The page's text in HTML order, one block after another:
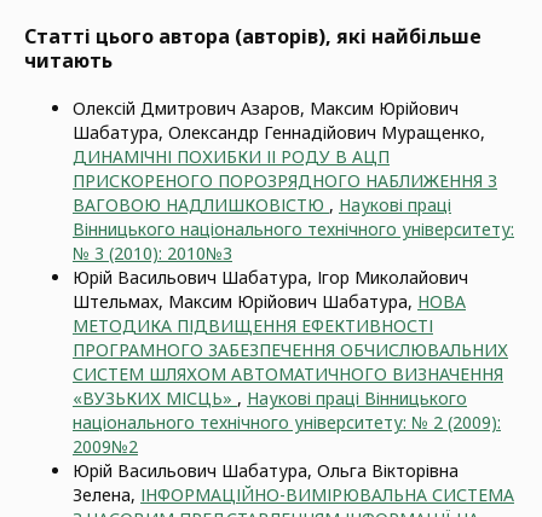
Статті цього автора (авторів), які найбільше
читають
Олексій Дмитрович Азаров, Максим Юрійович
Шабатура, Олександр Геннадійович Муращенко,
ДИНАМІЧНІ ПОХИБКИ ІІ РОДУ В АЦП
ПРИСКОРЕНОГО ПОРОЗРЯДНОГО НАБЛИЖЕННЯ З
ВАГОВОЮ НАДЛИШКОВІСТЮ , Наукові праці
Вінницького національного технічного університету:
№ 3 (2010): 2010№3
Юрій Васильович Шабатура, Ігор Миколайович
Штельмах, Максим Юрійович Шабатура, НОВА
МЕТОДИКА ПІДВИЩЕННЯ ЕФЕКТИВНОСТІ
ПРОГРАМНОГО ЗАБЕЗПЕЧЕННЯ ОБЧИСЛЮВАЛЬНИХ
СИСТЕМ ШЛЯХОМ АВТОМАТИЧНОГО ВИЗНАЧЕННЯ
«ВУЗЬКИХ МІСЦЬ» , Наукові праці Вінницького
національного технічного університету: № 2 (2009):
2009№2
Юрій Васильович Шабатура, Ольга Вікторівна
Зелена, ІНФОРМАЦІЙНО-ВИМІРЮВАЛЬНА СИСТЕМА